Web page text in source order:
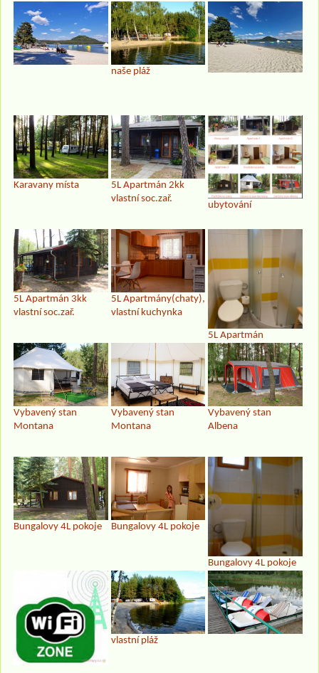
naše pláž
Karavany místa
5L Apartmán 2kk
vlastní soc.zař.
ubytování
5L Apartmán 3kk
vlastní soc.zař.
5L Apartmány(chaty),
vlastní kuchynka
5L Apartmán
Vybavený stan
Montana
Vybavený stan
Montana
Vybavený stan
Albena
Bungalovy 4L pokoje Bungalovy 4L pokoje
Bungalovy 4L pokoje
vlastní pláž